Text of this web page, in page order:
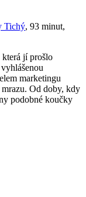
Tichý, 93 minut,
jí prošlo
marketingu
Od doby, kdy
podobné koučky